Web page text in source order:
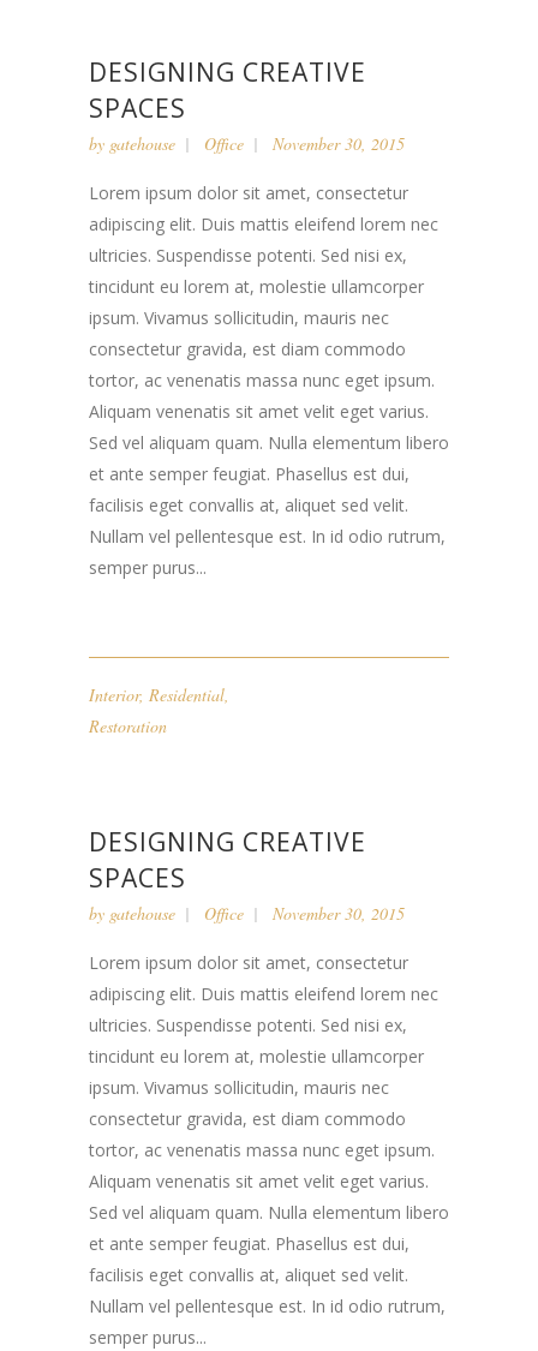
DESIGNING CREATIVE
SPACES
by gatehouse Office November 30, 2015
Lorem ipsum dolor sit amet, consectetur
adipiscing elit. Duis mattis eleifend lorem nec
ultricies. Suspendisse potenti. Sed nisi ex,
tincidunt eu lorem at, molestie ullamcorper
ipsum. Vivamus sollicitudin, mauris nec
consectetur gravida, est diam commodo
tortor, ac venenatis massa nunc eget ipsum.
Aliquam venenatis sit amet velit eget varius.
Sed vel aliquam quam. Nulla elementum libero
et ante semper feugiat. Phasellus est dui,
facilisis eget convallis at, aliquet sed velit.
Nullam vel pellentesque est. In id odio rutrum,
semper purus...
Interior, Residential,
Restoration
DESIGNING CREATIVE
SPACES
by gatehouse Office November 30, 2015
Lorem ipsum dolor sit amet, consectetur
adipiscing elit. Duis mattis eleifend lorem nec
ultricies. Suspendisse potenti. Sed nisi ex,
tincidunt eu lorem at, molestie ullamcorper
ipsum. Vivamus sollicitudin, mauris nec
consectetur gravida, est diam commodo
tortor, ac venenatis massa nunc eget ipsum.
Aliquam venenatis sit amet velit eget varius.
Sed vel aliquam quam. Nulla elementum libero
et ante semper feugiat. Phasellus est dui,
facilisis eget convallis at, aliquet sed velit.
Nullam vel pellentesque est. In id odio rutrum,
semper purus...